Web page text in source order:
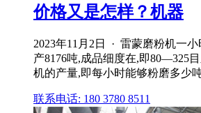
价格又是怎样？机器
2023年11月2日 · 雷蒙磨粉机一
产8176吨,成品细度在,即80—325
机的产量,即每小时能够粉磨多少
联系电话: 180 3780 8511